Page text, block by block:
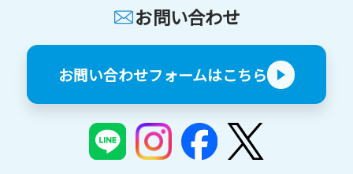
お問い合わせ
お問い合わせフォームはこちら